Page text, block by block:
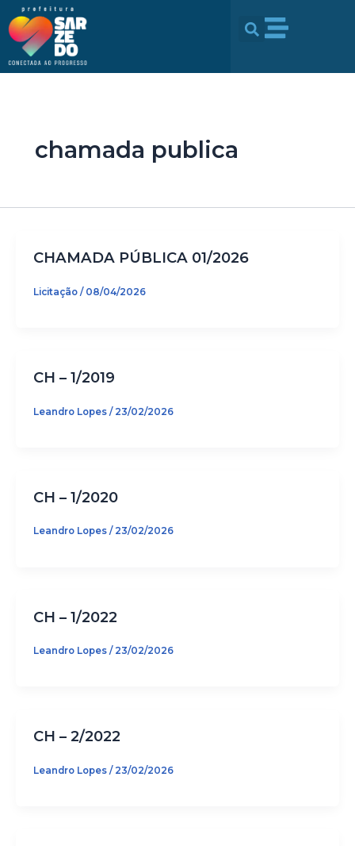
conteúdo
para
conteúdo
chamada publica
CHAMADA PÚBLICA 01/2026
Licitação / 08/04/2026
CH – 1/2019
Leandro Lopes / 23/02/2026
CH – 1/2020
Leandro Lopes / 23/02/2026
CH – 1/2022
Leandro Lopes / 23/02/2026
CH – 2/2022
Leandro Lopes / 23/02/2026